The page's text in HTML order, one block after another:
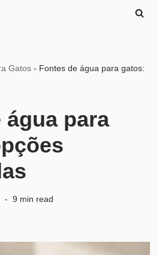
Gatos - Fontes de água para gatos:
água para
9 min read